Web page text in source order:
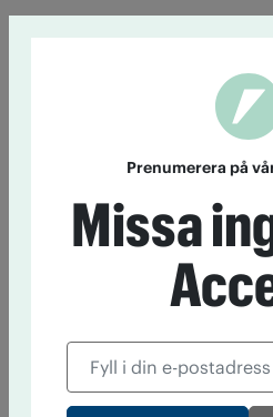
Prenumerera på
Missa